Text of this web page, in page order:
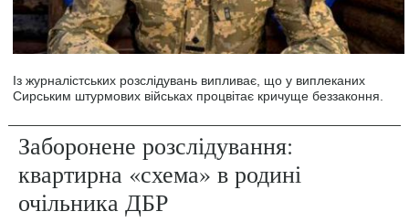
Із журналістських розслідувань випливає, що у виплеканих
Сирським штурмових військах процвітає кричуще беззаконня.
Заборонене розслідування:
квартирна «схема» в родині
очільника ДБР